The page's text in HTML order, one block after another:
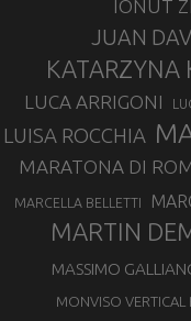
IONUT
JUAN
KATARZYNA
LUCA ARRIGONI
LUISA ROCCHIA
MARATONA DI
MARCELLA BELLETTI
MARTIN
MASSIMO
MONVISO VERTICAL